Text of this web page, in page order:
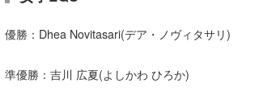
優勝：Dhea Novitasari(デア・ノヴィタサリ)
準優勝：吉川 広夏(よしかわ ひろか)